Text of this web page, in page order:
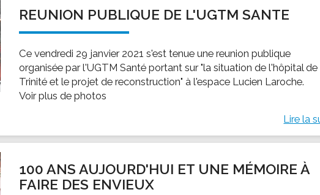
REUNION PUBLIQUE DE L'UGTM SANTE
Ce vendredi 29 janvier 2021 s'est tenue une reunion publique
organisée par l'UGTM Santé portant sur "la situation de l'hôpital de
Trinité et le projet de reconstruction" à l'espace Lucien Laroche.
Voir plus de photos
Lire la
100 ANS AUJOURD'HUI ET UNE MÉMOIRE À
FAIRE DES ENVIEUX